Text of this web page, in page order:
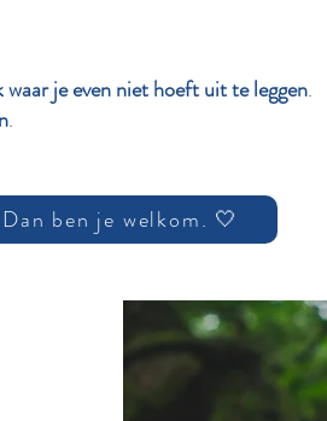
waar je even niet hoeft uit te leggen.
.
Dan ben je welkom. 🤍